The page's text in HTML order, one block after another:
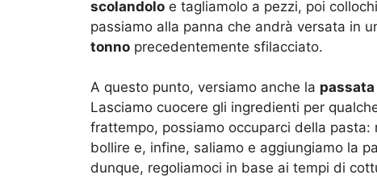
scolandolo e tagliamolo a pezzi, poi
passiamo alla panna che andrà versata in
tonno precedentemente sfilacciato.
A questo punto, versiamo anche la
Lasciamo cuocere gli ingredienti per
frattempo, possiamo occuparci della pasta:
bollire e, infine, saliamo e aggiungiamo la
dunque, regoliamoci in base ai tempi di